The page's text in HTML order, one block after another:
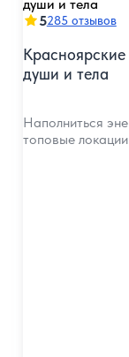
5285 отзывов
души и тела
Наполниться
топовые